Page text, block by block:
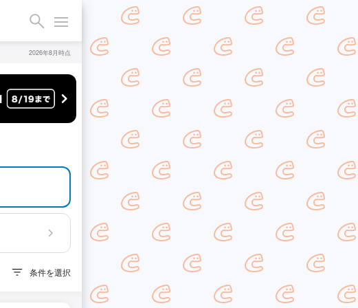
2026年8月時点
条件を選択